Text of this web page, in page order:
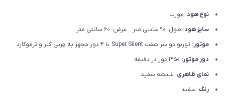
نوع هود: مورب
سایز هود: طول: 90 سانتی متر عرض: 60 سانتی متر
موتور: توربو دو سر شفت Super Silent با 4 دور مجهز به چربی گیر و ترموگارد
دور موتور:
نمای ظاهری: شیشه سفید
رنگ: سفید